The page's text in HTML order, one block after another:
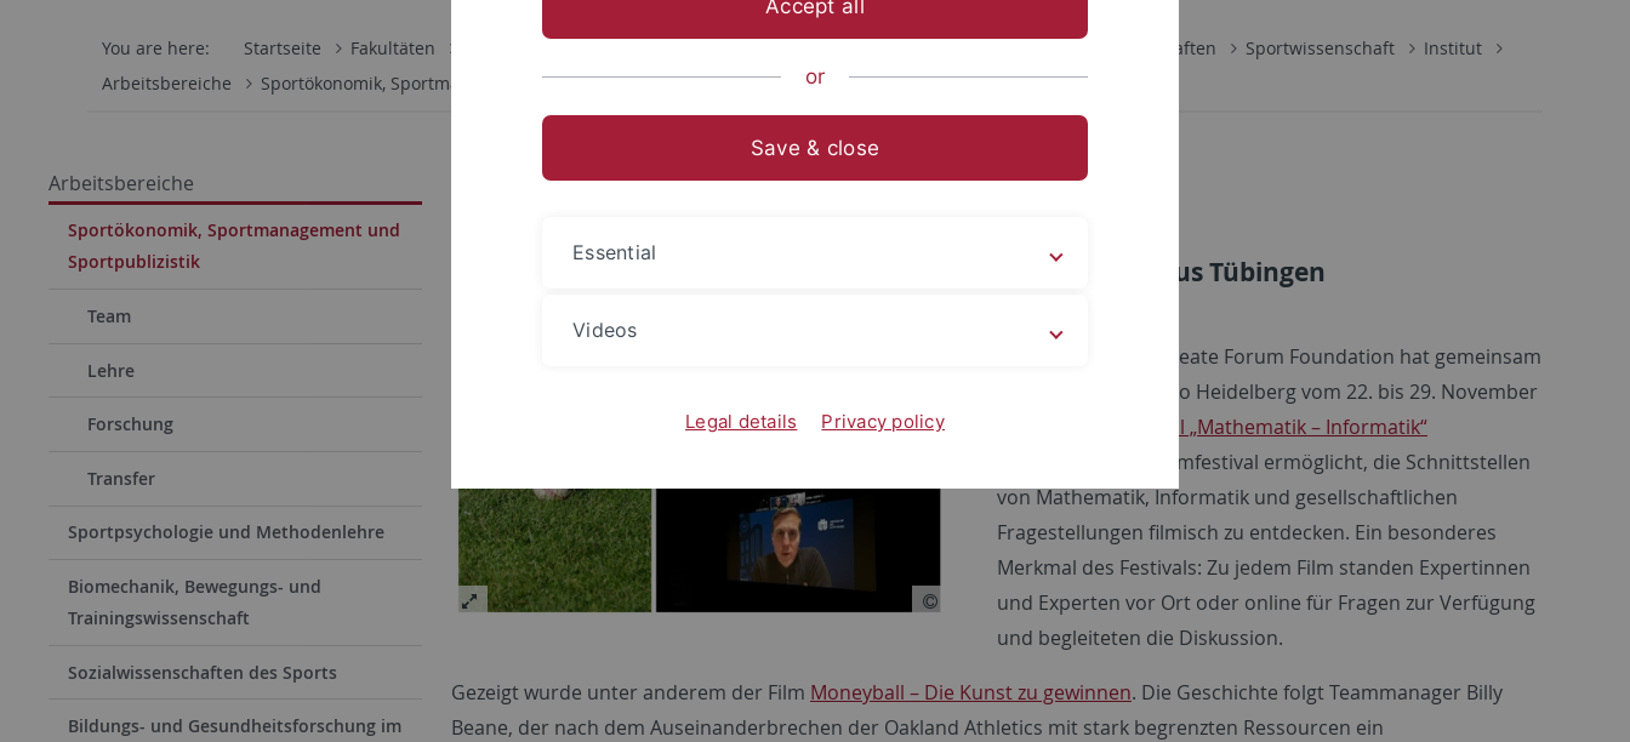
You are here: Startseite Fakultäten Fachbereich Sozialwissenschaften Sportwissenschaft
Institut
Arbeitsbereiche
Sportökonomik, Sportmanagement und Sportpublizistik
Arbeitsbereiche
Sportökonomik, Sportmanagement und
Sportpublizistik
Team
Lehre
Forschung
Transfer
Sportpsychologie und Methodenlehre
Biomechanik, Bewegungs- und
Trainingswissenschaft
Sozialwissenschaften des Sports
Bildungs- und Gesundheitsforschung im
03.12.2025
„Moneyball – Die Kunst zu gewinnen“ mit Fachexpertise aus Tübingen
Die Heidelberg Laureate Forum Foundation hat gemeinsam
mit dem Karlstorkino Heidelberg vom 22. bis 29. November
Filmfestival „Mathematik – Informatik“
veranstaltet. Das Filmfestival ermöglicht, die Schnittstellen
von Mathematik, Informatik und gesellschaftlichen
Fragestellungen filmisch zu entdecken. Ein besonderes
Merkmal des Festivals: Zu jedem Film standen Expertinnen
und Experten vor Ort oder online für Fragen zur Verfügung
und begleiteten die Diskussion.
Gezeigt wurde unter anderem der Film Moneyball – Die Kunst zu gewinnen. Die Geschichte folgt Teammanager Billy
Beane, der nach dem Auseinanderbrechen der Oakland Athletics mit stark begrenzten Ressourcen ein
Accept all
or
Save & close
Essential
Videos
Legal details Privacy policy